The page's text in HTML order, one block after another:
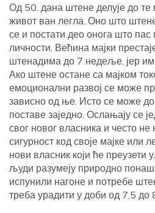
Од 50. дана штене делује до те
живот ван легла. Оно што
се и постати део онога што пас
личности. Већина мајки
штенадима до 7 недеље, јер
Ако штене остане са мајком
емоционални развој се може
зависно од ње. Исто се може
поставе заједно. Ослањају се
свог новог власника и често не
сигурност код своје мајке или
нови власник који ће преузети
људи разумеју природно
испунили нагоне и потребе
треба урадити у доби од 7,5 до